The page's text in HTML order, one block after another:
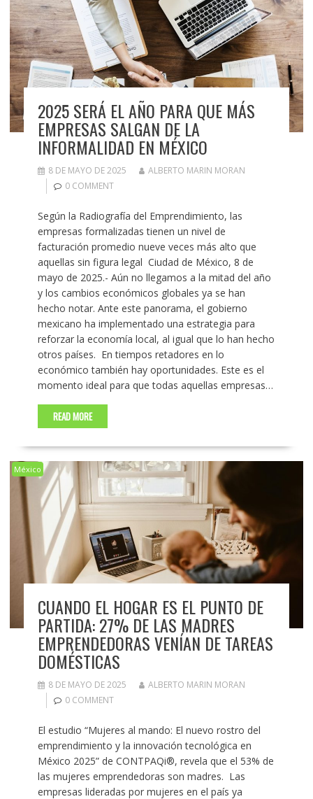
2025 SERÁ EL AÑO PARA QUE MÁS
EMPRESAS SALGAN DE LA
INFORMALIDAD EN MÉXICO
8 DE MAYO DE 2025
ALBERTO MARIN MORAN
0 COMMENT
Según la Radiografía del Emprendimiento, las
empresas formalizadas tienen un nivel de
facturación promedio nueve veces más alto que
aquellas sin figura legal Ciudad de México, 8 de
mayo de 2025.- Aún no llegamos a la mitad del año
y los cambios económicos globales ya se han
hecho notar. Ante este panorama, el gobierno
mexicano ha implementado una estrategia para
reforzar la economía local, al igual que lo han hecho
otros países. En tiempos retadores en lo
económico también hay oportunidades. Este es el
momento ideal para que todas aquellas empresas…
READ MORE
México
CUANDO EL HOGAR ES EL PUNTO DE
PARTIDA: 27% DE LAS MADRES
EMPRENDEDORAS VENÍAN DE TAREAS
DOMÉSTICAS
8 DE MAYO DE 2025
ALBERTO MARIN MORAN
0 COMMENT
El estudio “Mujeres al mando: El nuevo rostro del
emprendimiento y la innovación tecnológica en
México 2025” de CONTPAQi®, revela que el 53% de
las mujeres emprendedoras son madres. Las
empresas lideradas por mujeres en el país ya